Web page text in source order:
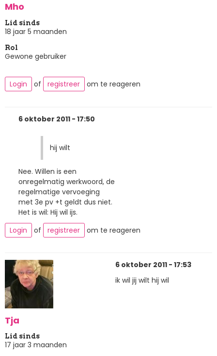
Mho
Lid sinds
18 jaar 5 maanden
Rol
Gewone gebruiker
Login of registreer om te reageren
6 oktober 2011 - 17:50
hij wilt
Nee. Willen is een
onregelmatig werkwoord, de
regelmatige vervoeging
met 3e pv +t geldt dus niet.
Het is wil: Hij wil ijs.
Login
of registreer om te reageren
Tja
Lid sinds
17 jaar 3 maanden
6 oktober 2011 - 17:53
ik wil jij wilt hij wil